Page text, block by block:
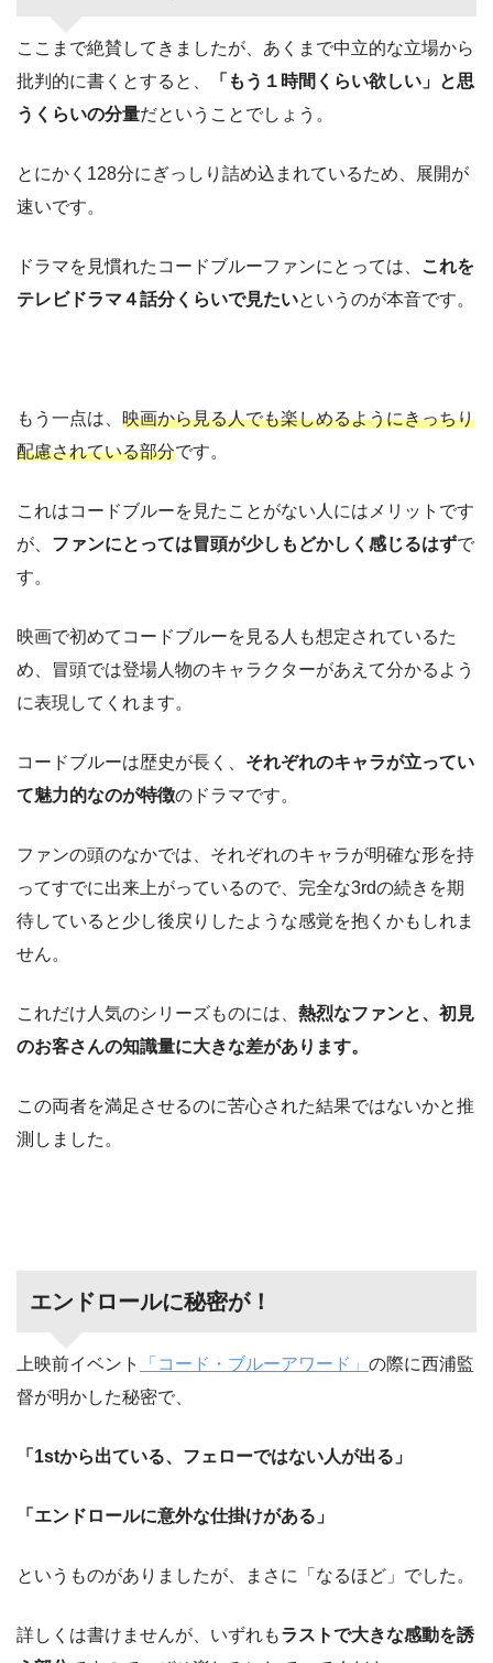
ここまで絶賛してきましたが、あくまで中立的な立場から
批判的に書くとすると、
「もう１時間くらい欲しい」と思
うくらいの分量だということでしょう。
とにかく128分にぎっしり詰め込まれているため、展開が
速いです。
ドラマを見慣れたコードブルーファンにとっては、
これを
テレビドラマ４話分くらいで見たいというのが本音です。
もう一点は、 映画から見る人でも楽しめるようにきっちり
配慮されている部分です。
これはコードブルーを見たことがない人にはメリットです
が、 ファンにとっては冒頭が少しもどかしく感じるはずで
す。
映画で初めてコードブルーを見る人も想定されているた
め、冒頭では登場人物のキャラクターがあえて分かるよう
に表現してくれます。
コードブルーは歴史が長く、 それぞれのキャラが立ってい
て魅力的なのが特徴のドラマです。
ファンの頭のなかでは、それぞれのキャラが明確な形を持
ってすでに出来上がっているので、完全な3rdの続きを期
待していると少し後戻りしたような感覚を抱くかもしれま
せん。
これだけ人気のシリーズものには、 熱烈なファンと、初見
のお客さんの知識量に大きな差があります。
この両者を満足させるのに苦心された結果ではないかと推
測しました。
エンドロールに秘密が！
上映前イベント 「コード・ブルーアワード」 の際に西浦監
督が明かした秘密で、
「1stから出ている、フェローではない人が出る」
「エンドロールに意外な仕掛けがある」
というものがありましたが、まさに「なるほど」でした。
詳しくは書けませんが、いずれもラストで大きな感動を誘